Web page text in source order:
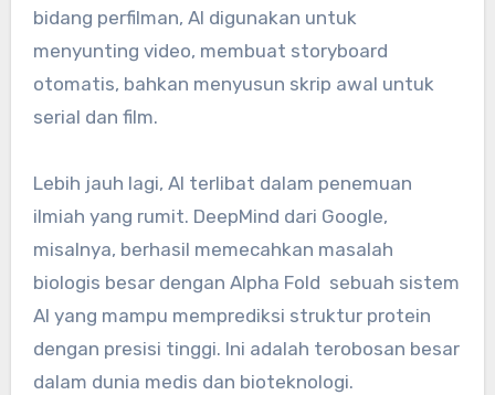
bidang perfilman, AI digunakan untuk
menyunting video, membuat storyboard
otomatis, bahkan menyusun skrip awal untuk
serial dan film.
Lebih jauh lagi, AI terlibat dalam penemuan
ilmiah yang rumit. DeepMind dari Google,
misalnya, berhasil memecahkan masalah
biologis besar dengan Alpha Fold sebuah sistem
AI yang mampu memprediksi struktur protein
dengan presisi tinggi. Ini adalah terobosan besar
dalam dunia medis dan bioteknologi.